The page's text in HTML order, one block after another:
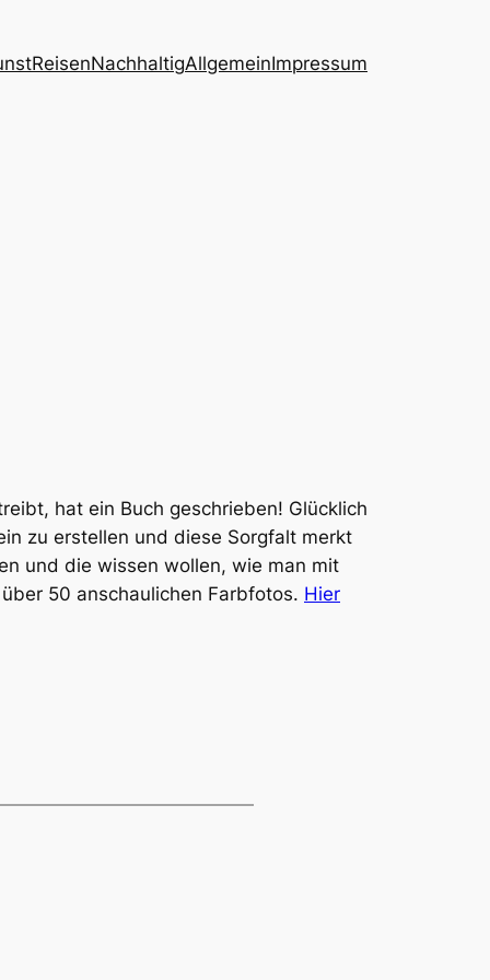
ReisenNachhaltigAllgemeinImpressum
hat ein Buch geschrieben! Glücklich
zu erstellen und diese Sorgfalt merkt
und die wissen wollen, wie man mit
50 anschaulichen Farbfotos. Hier